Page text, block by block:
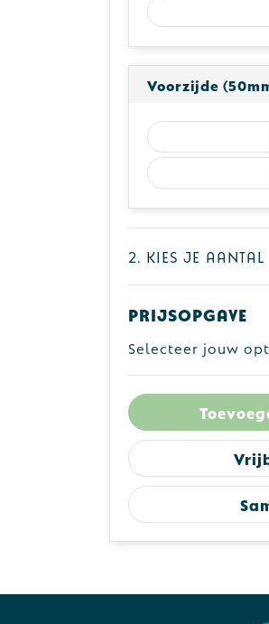
Voorzijde
2. Kies je aantal
Prijsopgave
Selecteer jouw